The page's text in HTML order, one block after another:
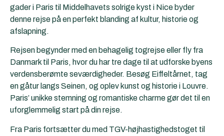
gader i Paris til Middelhavets solrige kyst i Nice byder
denne rejse på en perfekt blanding af kultur, historie og
afslapning.
Rejsen begynder med en behagelig togrejse eller fly fra
Danmark til Paris, hvor du har tre dage til at udforske byens
verdensberømte seværdigheder. Besøg Eiffeltårnet, tag
en gåtur langs Seinen, og oplev kunst og historie i Louvre.
Paris’ unikke stemning og romantiske charme gør det til en
uforglemmelig start på din rejse.
Fra Paris fortsætter du med TGV-højhastighedstoget til